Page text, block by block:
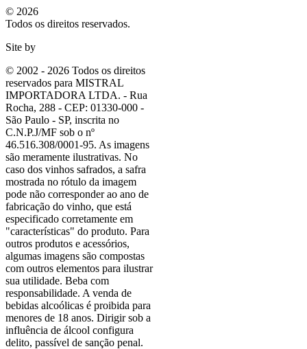
© 2026
Todos os direitos reservados.
Site by
© 2002 - 2026 Todos os direitos
reservados para MISTRAL
IMPORTADORA LTDA. - Rua
Rocha, 288 - CEP: 01330-000 -
São Paulo - SP, inscrita no
C.N.P.J/MF sob o nº
46.516.308/0001-95. As imagens
são meramente ilustrativas. No
caso dos vinhos safrados, a safra
mostrada no rótulo da imagem
pode não corresponder ao ano de
fabricação do vinho, que está
especificado corretamente em
"características" do produto. Para
outros produtos e acessórios,
algumas imagens são compostas
com outros elementos para ilustrar
sua utilidade. Beba com
responsabilidade. A venda de
bebidas alcoólicas é proibida para
menores de 18 anos. Dirigir sob a
influência de álcool configura
delito, passível de sanção penal.